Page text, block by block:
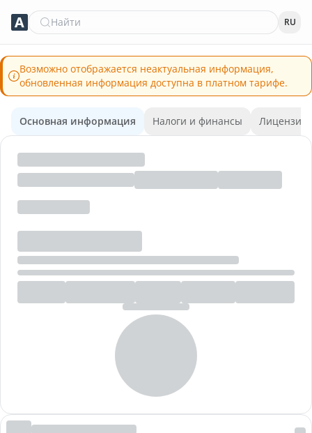
Найти RU
Возможно отображается неактуальная информация,
обновленная информация доступна в платном тарифе.
Основная информация Налоги и финансы Лицензии